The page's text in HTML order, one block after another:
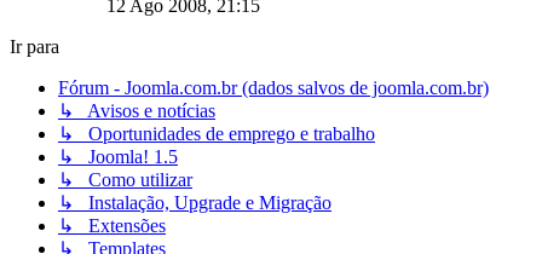
12 Ago 2008, 21:15
Ir para
Fórum - Joomla.com.br (dados salvos de joomla.com.br)
↳ Avisos e notícias
↳ Oportunidades de emprego e trabalho
↳ Joomla! 1.5
↳ Como utilizar
↳ Instalação, Upgrade e Migração
↳ Extensões
↳ Templates